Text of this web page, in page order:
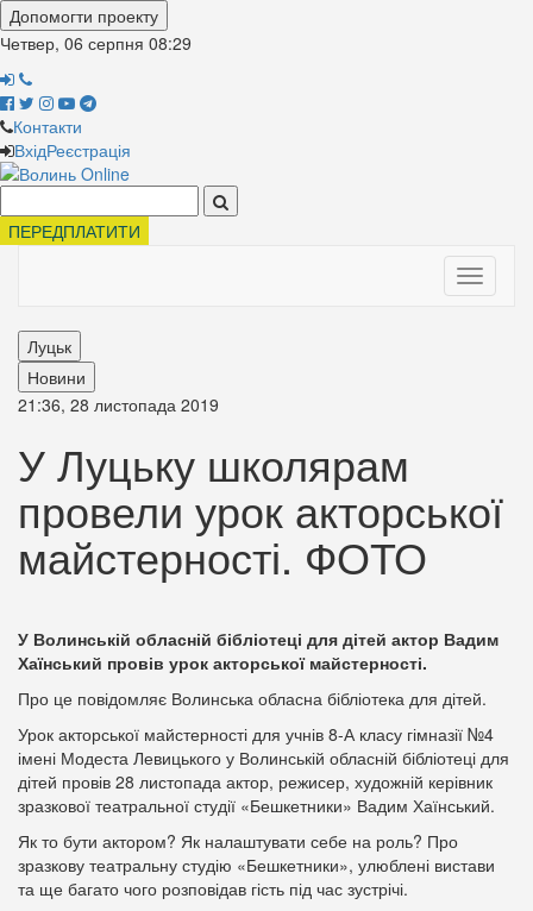
Допомогти проекту
Четвер, 06 серпня 08:29
Контакти
ВхідРеєстрація
ПЕРЕДПЛАТИТИ
Toggle
Луцьк
Новини
21:36, 28 листопада 2019
У Луцьку школярам
провели урок акторської
майстерності. ФОТО
У Волинській обласній бібліотеці для дітей актор Вадим
Хаїнський провів урок акторської майстерності.
Про це повідомляє Волинська обласна бібліотека для дітей.
Урок акторської майстерності для учнів 8-А класу гімназії №4
імені Модеста Левицького у Волинській обласній бібліотеці для
дітей провів 28 листопада актор, режисер, художній керівник
зразкової театральної студії «Бешкетники» Вадим Хаїнський.
Як то бути актором? Як налаштувати себе на роль? Про
зразкову театральну студію «Бешкетники», улюблені вистави
та ще багато чого розповідав гість під час зустрічі.